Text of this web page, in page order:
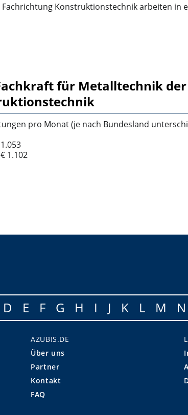
Konstruktionstechnik arbeiten in
für Metalltechnik der
pro Monat (je nach Bundesland
1.102
D E F G H I J K L M N
AZUBIS.DE
Über uns
Partner
Kontakt
FAQ